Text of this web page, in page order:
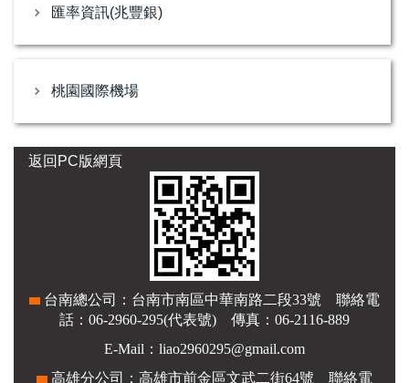
匯率資訊(兆豐銀)
桃園國際機場
返回PC版網頁
台南總公司：台南市南區中華南路二段33號 聯絡電
話：06-2960-295(代表號) 傳真：06-2116-889
E-Mail：liao2960295@gmail.com
高雄分公司：高雄市前金區文武二街64號 聯絡電